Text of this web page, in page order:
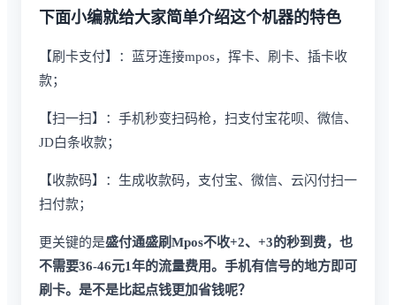
下面小编就给大家简单介绍这个机器的特色
【刷卡支付】：蓝牙连接mpos，挥卡、刷卡、插卡收
款；
【扫一扫】：手机秒变扫码枪，扫支付宝花呗、微信、
JD白条收款；
【收款码】：生成收款码，支付宝、微信、云闪付扫一
扫付款；
更关键的是盛付通盛刷Mpos不收+2、+3的秒到费，也
不需要36-46元1年的流量费用。手机有信号的地方即可
刷卡。是不是比起点钱更加省钱呢？